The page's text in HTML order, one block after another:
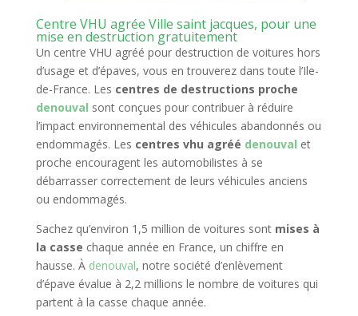
Centre VHU agrée Ville saint jacques, pour une
mise en destruction gratuitement
Un centre VHU agréé pour destruction de voitures hors
d’usage et d’épaves, vous en trouverez dans toute l’Ile-
de-France. Les centres de destructions proche
denouval sont conçues pour contribuer à réduire
l’impact environnemental des véhicules abandonnés ou
endommagés. Les centres vhu agréé denouval et
proche encouragent les automobilistes à se
débarrasser correctement de leurs véhicules anciens
ou endommagés.
Sachez qu’environ 1,5 million de voitures sont mises à
la casse chaque année en France, un chiffre en
hausse. À denouval, notre société d’enlèvement
d’épave évalue à 2,2 millions le nombre de voitures qui
partent à la casse chaque année.